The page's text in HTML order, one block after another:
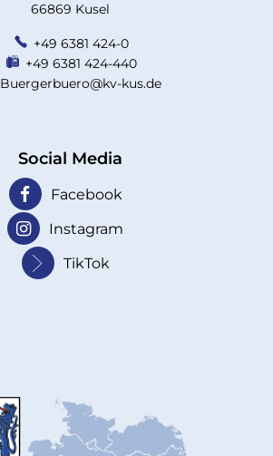
66869 Kusel
+49 6381 424-0
+49 6381 424-440
Buergerbuero@kv-kus.de
Social Media
Facebook
Instagram
TikTok